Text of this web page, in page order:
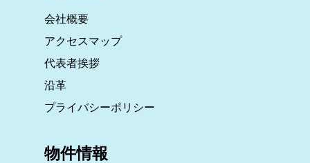
会社概要
アクセスマップ
代表者挨拶
沿革
プライバシーポリシー
物件情報